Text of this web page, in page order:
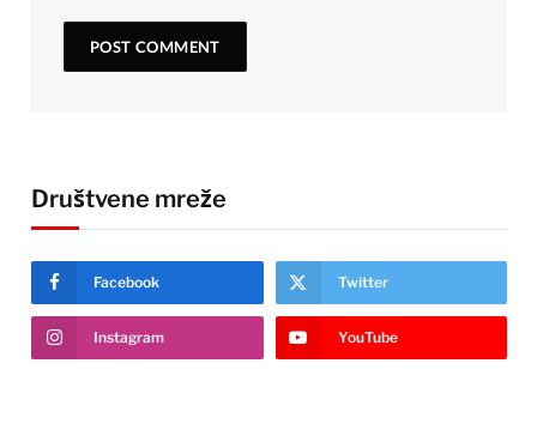
Društvene mreže
Facebook Twitter
Instagram YouTube